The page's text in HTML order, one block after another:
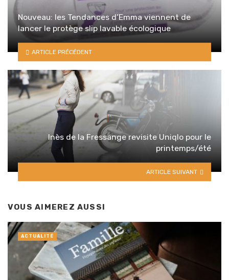
Nouveau: les Tendances d’Emma viennent de
lancer le protège slip lavable écologique
ARTICLE PRÉCÉDENT
Inès de la Fressange revisite Uniqlo pour le
printemps/été
ARTICLE SUIVANT
VOUS AIMEREZ AUSSI
ACTUALITÉ